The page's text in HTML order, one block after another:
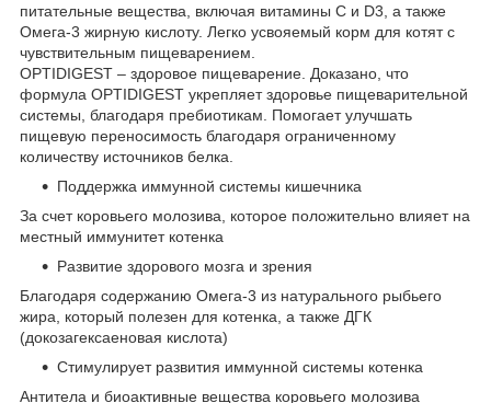
питательные вещества, включая витамины С и D3 , а также
Омега-3 жирную кислоту. Легко усвояемый корм для котят с
чувствительным пищеварением.
OPTIDIGEST – здоровое пищеварение. Доказано, что
формула OPTIDIGEST укрепляет здоровье пищеварительной
системы, благодаря пребиотикам. Помогает улучшать
пищевую переносимость благодаря ограниченному
количеству источников белка.
Поддержка иммунной системы кишечника
За счет коровьего молозива, которое положительно влияет на
местный иммунитет котенка
Развитие здорового мозга и зрения
Благодаря содержанию Омега-3 из натурального рыбьего
жира, который полезен для котенка, а также ДГК
(докозагексаеновая кислота)
Стимулирует развития иммунной системы котенка
Антитела и биоактивные вещества коровьего молозива